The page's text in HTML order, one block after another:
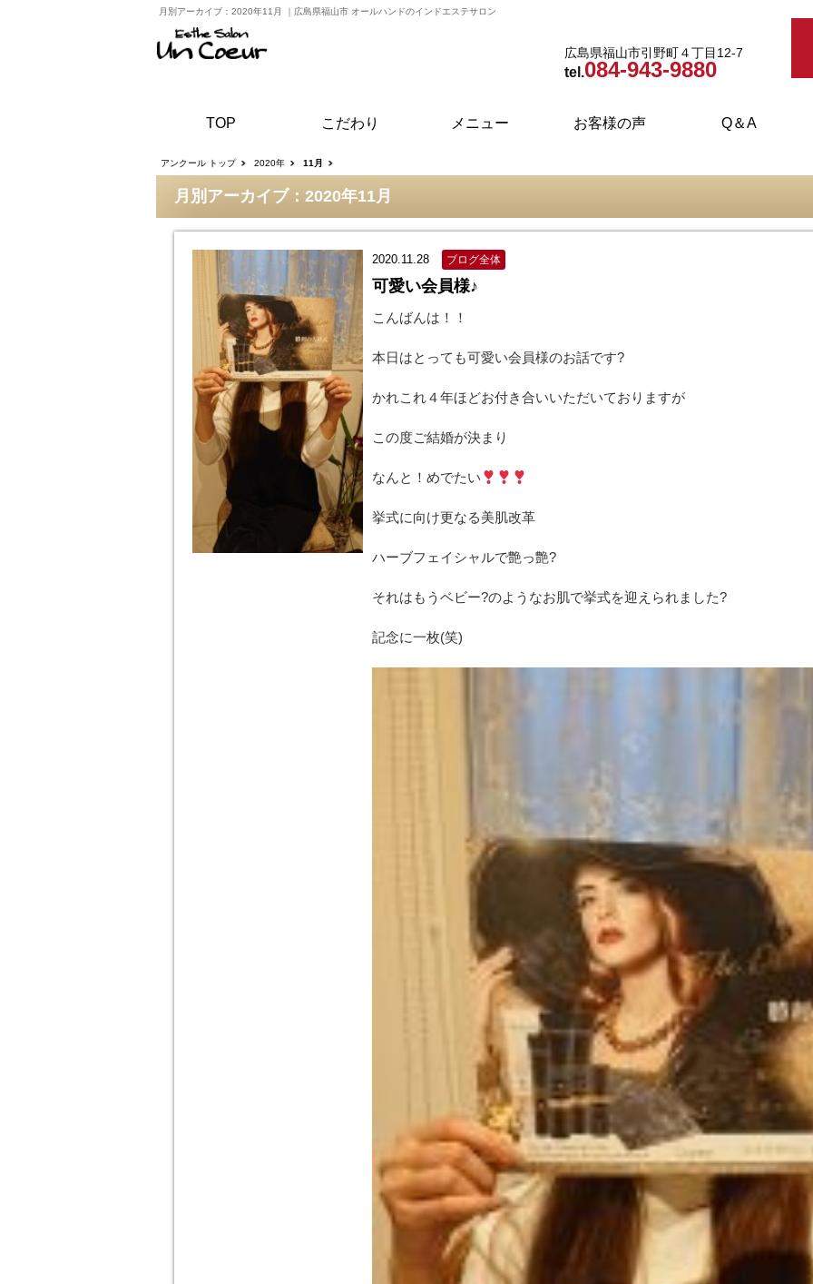
月別アーカイブ：2020年11月 ｜ 広島県福山市 オールハンドのインドエステサロン
広島県福山市引野町４丁目12-7
tel.084-943-9880
TOP こだわり メニュー お客様の声 Q＆A
アンクール トップ 2020年 11月
月別アーカイブ：2020年11月
2020.11.28 ブログ全体
可愛い会員様♪
こんばんは！！
本日はとっても可愛い会員様のお話です?
かれこれ４年ほどお付き合いいただいておりますが
この度ご結婚が決まり
なんと！めでたい
挙式に向け更なる美肌改革
ハーブフェイシャルで艶っ艶?
それはもうベビー?のようなお肌で挙式を迎えられました?
記念に一枚(笑)